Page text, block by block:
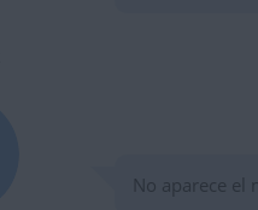
No aparece el